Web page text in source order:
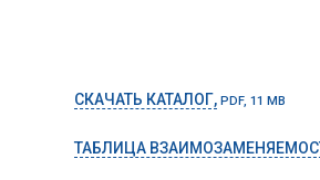
СКАЧАТЬ КАТАЛОГ, PDF, 11 MB
ТАБЛИЦА